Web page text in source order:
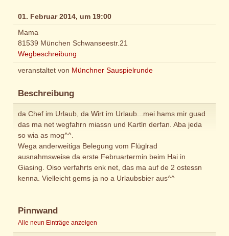
01. Februar 2014, um 19:00
Mama
81539 München Schwanseestr.21
Wegbeschreibung
veranstaltet von Münchner Sauspielrunde
Beschreibung
da Chef im Urlaub, da Wirt im Urlaub...mei hams mir guad
das ma net wegfahrn miassn und Kartln derfan. Aba jeda
so wia as mog^^.
Wega anderweitiga Belegung vom Flüglrad
ausnahmsweise da erste Februartermin beim Hai in
Giasing. Oiso verfahrts enk net, das ma auf de 2 ostessn
kenna. Vielleicht gems ja no a Urlaubsbier aus^^
Pinnwand
Alle neun Einträge anzeigen